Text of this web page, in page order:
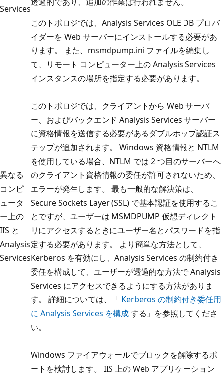
Services
異なる
コンピ
ュータ
ー上の
IIS と
Analysis
Services
このトポロジでは、Analysis Services OLE DB プロバ
イダーを Web サーバーにインストールする必要があ
ります。 また、msmdpump.ini ファイルを編集し
て、リモート コンピューター上の Analysis Services
インスタンスの場所を指定する必要があります。
このトポロジでは、クライアントから Web サーバ
ー、およびバックエンド Analysis Services サーバー
に資格情報を送信する必要があるダブルホップ認証ス
テップが追加されます。 Windows 資格情報と NTLM
を使用している場合、NTLM では 2 つ目のサーバーへ
のクライアント資格情報の委任が許可されないため、
エラーが発生します。 最も一般的な解決策は、
Secure Sockets Layer (SSL) で基本認証を使用するこ
とですが、ユーザーは MSMDPUMP 仮想ディレクト
リにアクセスするときにユーザー名とパスワードを指
定する必要があります。 より簡単な方法として、
Kerberos を有効にし、Analysis Services の制約付き
委任を構成して、ユーザーが透過的な方法で Analysis
Services にアクセスできるようにする方法がありま
す。 詳細については、「 Kerberos の制約付き委任用
に Analysis Services を構成する」を参照してくださ
い。
Windows ファイアウォールでブロックを解除するポ
ートを検討します。 IIS 上の Web アプリケーション